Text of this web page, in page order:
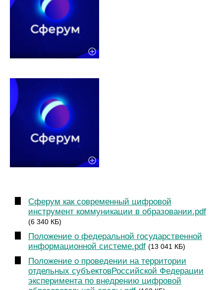
Сферум как современный цифровой
инструмент коммуникации в образовании.pdf
(6 340 КБ)
Положение о федеральной государственной
информационной системе.pdf (13 041 КБ)
Положение о проведении на территории
отдельных субъектовРоссийской Федерации
эксперимента по внедрению цифровой